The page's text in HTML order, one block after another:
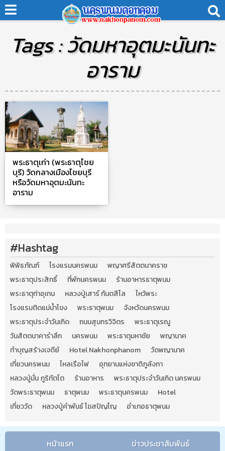
Tags : วัดมหาอุตมะนันทะ
อาราม
พระธาตุเก่า (พระธาตุไชย
บุรี) วัดกลางเมืองไชยบุรี
หรือวัดมหาอุตมะนันทะ
อาราม
#Hashtag
พิพิธภัณฑ์ โรงแรมนครพนม
พญาศรีสัตตนาคราช
พระธาตุประสิทธิ์
ที่พักนครพนม
ร้านอาหารธาตุพนม
พระธาตุท่าอุเทน
หลวงปู่เสาร์ กันตสีโล
ไหว้พระ
โรงแรมติดแม่น้ำโขง
พระธาตุพนม
จังหวัดนครพนม
พระธาตุประจำวันเกิด
ถนนสุนทรวิจิตร
พระธาตุเรณู
วันสัตตนาคารำลึก
นครพนม พระธาตุมหาชัย
พญานาค
ทำบุญสร้างเจดีย์
Hotel Nakhonphanom
วัดพญานาค
เที่ยวนครพนม
ไหลเรือไฟ
อุทยานแห่งชาติภูลังกา
หลวงปู่มั่น ภูริทัตโต
ร้านอาหาร
พระธาตุประจำวันเกิด นครพนม
วัดพระธาตุพนม
ธาตุพนม พระธาตุนครพนม
Hotel
เที่ยววัด
หลวงปู่คำพันธ์ โฆสปัญโญ อำเภอธาตุพนม
หน้าแรก ข่าวประชาสัมพันธ์